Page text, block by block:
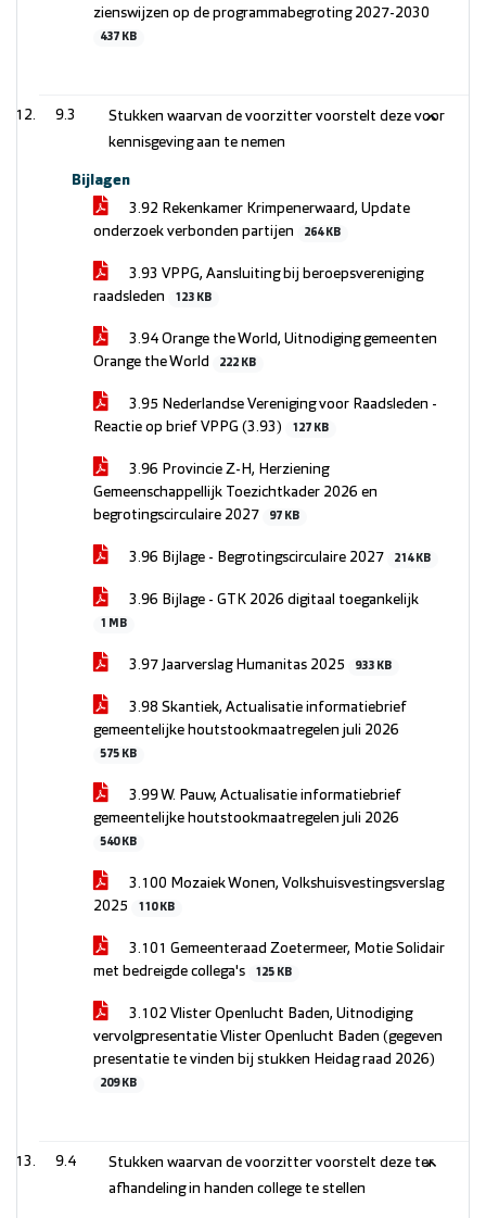
zienswijzen op de programmabegroting 2027-2030
437 KB
9.3
Stukken waarvan de voorzitter voorstelt deze voor
kennisgeving aan te nemen
Bijlagen
3.92 Rekenkamer Krimpenerwaard, Update
onderzoek verbonden partijen
264 KB
3.93 VPPG, Aansluiting bij beroepsvereniging
raadsleden
123 KB
3.94 Orange the World, Uitnodiging gemeenten
Orange the World
222 KB
3.95 Nederlandse Vereniging voor Raadsleden -
Reactie op brief VPPG (3.93)
127 KB
3.96 Provincie Z-H, Herziening
Gemeenschappellijk Toezichtkader 2026 en
begrotingscirculaire 2027
97 KB
3.96 Bijlage - Begrotingscirculaire 2027 214 KB
3.96 Bijlage - GTK 2026 digitaal toegankelijk
1 MB
3.97 Jaarverslag Humanitas 2025 933 KB
3.98 Skantiek, Actualisatie informatiebrief
gemeentelijke houtstookmaatregelen juli 2026
575 KB
3.99 W. Pauw, Actualisatie informatiebrief
gemeentelijke houtstookmaatregelen juli 2026
540 KB
3.100 Mozaiek Wonen, Volkshuisvestingsverslag
2025
110 KB
3.101 Gemeenteraad Zoetermeer, Motie Solidair
met bedreigde collega's
125 KB
3.102 Vlister Openlucht Baden, Uitnodiging
vervolgpresentatie Vlister Openlucht Baden (gegeven
presentatie te vinden bij stukken Heidag raad 2026)
209 KB
9.4
Stukken waarvan de voorzitter voorstelt deze ter
afhandeling in handen college te stellen